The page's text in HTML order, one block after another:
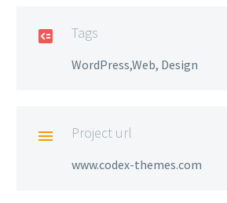
 Tags
WordPress,Web, Design
 Project url
www.codex-themes.com